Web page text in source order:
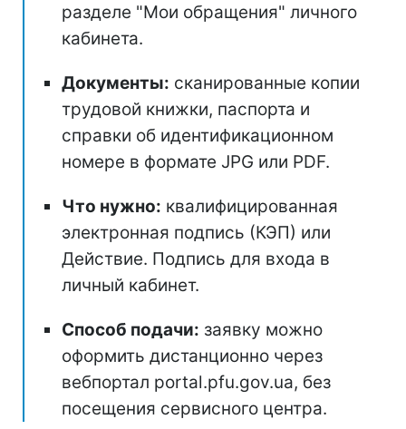
разделе "Мои обращения" личного
кабинета.
Документы: сканированные копии
трудовой книжки, паспорта и
справки об идентификационном
номере в формате JPG или PDF.
Что нужно: квалифицированная
электронная подпись (КЭП) или
Действие. Подпись для входа в
личный кабинет.
Способ подачи: заявку можно
оформить дистанционно через
вебпортал portal.pfu.gov.ua, без
посещения сервисного центра.